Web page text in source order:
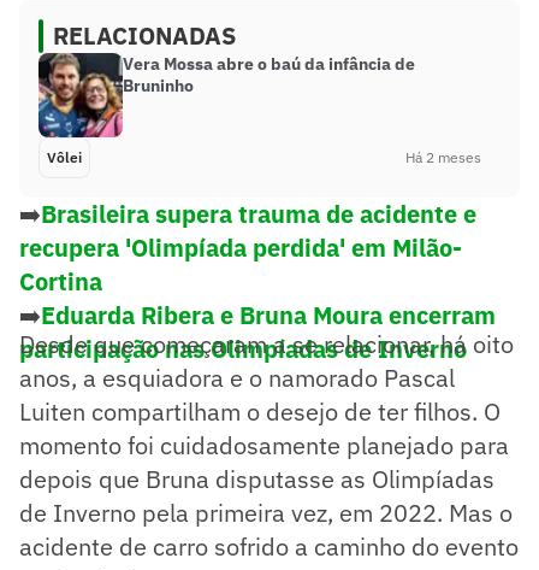
RELACIONADAS
Vera Mossa abre o baú da infância de
Bruninho
Vôlei Há 2 meses
➡️Brasileira supera trauma de acidente e
recupera 'Olimpíada perdida' em Milão-
Cortina
➡️Eduarda Ribera e Bruna Moura encerram
participação nas Olimpíadas de Inverno
Desde que começaram a se relacionar, há oito
anos, a esquiadora e o namorado Pascal
Luiten compartilham o desejo de ter filhos. O
momento foi cuidadosamente planejado para
depois que Bruna disputasse as Olimpíadas
de Inverno pela primeira vez, em 2022. Mas o
acidente de carro sofrido a caminho do evento